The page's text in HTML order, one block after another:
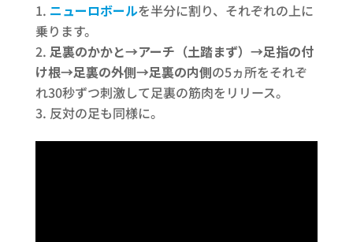
ニューロボールを半分に割り、それぞれの上に
乗ります。
足裏のかかと→アーチ（土踏まず）→足指の付
け根→足裏の外側→足裏の内側の5ヵ所をそれぞ
れ30秒ずつ刺激して足裏の筋肉をリリース。
反対の足も同様に。